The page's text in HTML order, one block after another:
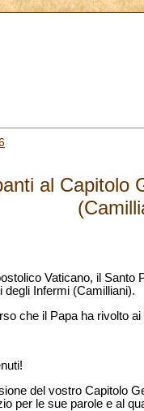
al Capitolo
Vaticano, il
degli Infermi (Camilliani).
che il Papa ha rivolto ai
del vostro Capitolo
per le sue parole e al